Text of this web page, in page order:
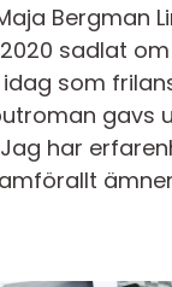
Bergman
sadlat
som
gavs
har